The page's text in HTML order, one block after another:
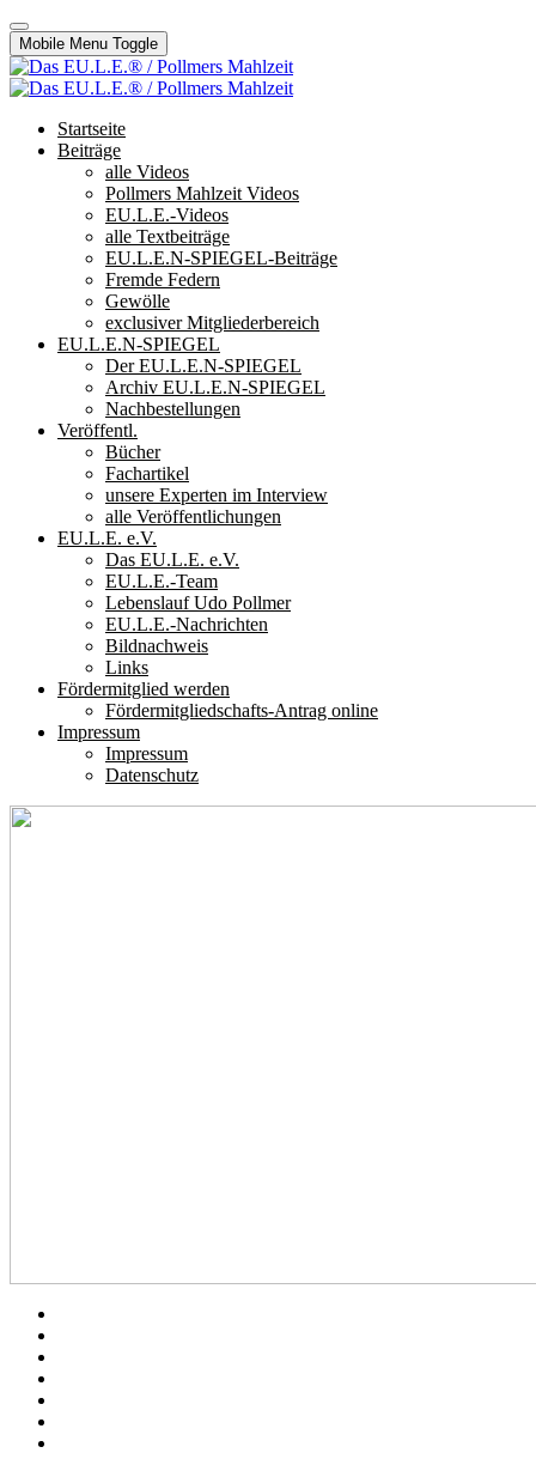
Mobile Menu Toggle
Startseite
Beiträge
alle Videos
Pollmers Mahlzeit Videos
EU.L.E.-Videos
alle Textbeiträge
EU.L.E.N-SPIEGEL-Beiträge
Fremde Federn
Gewölle
exclusiver Mitgliederbereich
EU.L.E.N-SPIEGEL
Der EU.L.E.N-SPIEGEL
Archiv EU.L.E.N-SPIEGEL
Nachbestellungen
Veröffentl.
Bücher
Fachartikel
unsere Experten im Interview
alle Veröffentlichungen
EU.L.E. e.V.
Das EU.L.E. e.V.
EU.L.E.-Team
Lebenslauf Udo Pollmer
EU.L.E.-Nachrichten
Bildnachweis
Links
Fördermitglied werden
Fördermitgliedschafts-Antrag online
Impressum
Impressum
Datenschutz